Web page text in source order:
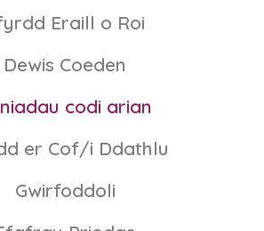
Eraill o Roi
Dewis Coeden
codi arian
er Cof/i Ddathlu
Gwirfoddoli